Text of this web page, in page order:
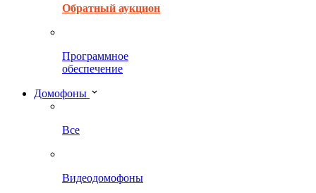
Обратный аукцион
Программное
обеспечение
Домофоны
Все
Видеодомофоны